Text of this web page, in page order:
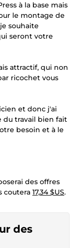
à la base mais
le montage de
souhaite
seront votre
attractif, qui non
ricochet vous
et donc j'ai
du travail bien fait
besoin et à le
des offres
coutera 17,34 $US.
des